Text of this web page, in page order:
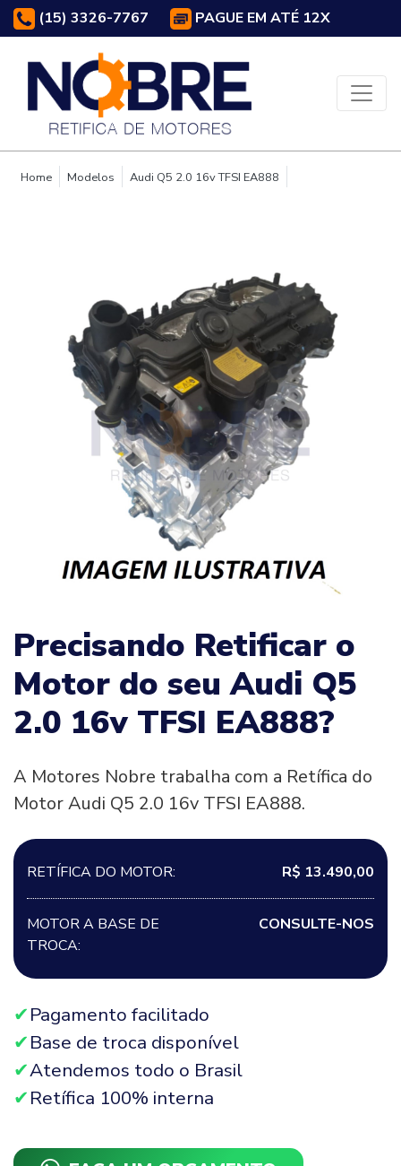
(15) 3326-7767 PAGUE EM ATÉ 12X
Home Modelos Audi Q5 2.0 16v TFSI EA888
Precisando Retificar o
Motor do seu Audi Q5
2.0 16v TFSI EA888?
A Motores Nobre trabalha com a Retífica do
Motor Audi Q5 2.0 16v TFSI EA888.
RETÍFICA DO MOTOR: R$ 13.490,00
MOTOR A BASE DE
TROCA:
CONSULTE-NOS
Pagamento facilitado
Base de troca disponível
Atendemos todo o Brasil
Retífica 100% interna